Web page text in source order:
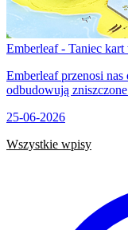
Emberleaf - Taniec
Emberleaf przenosi
odbudowują
25-06-2026
Wszystkie wpisy